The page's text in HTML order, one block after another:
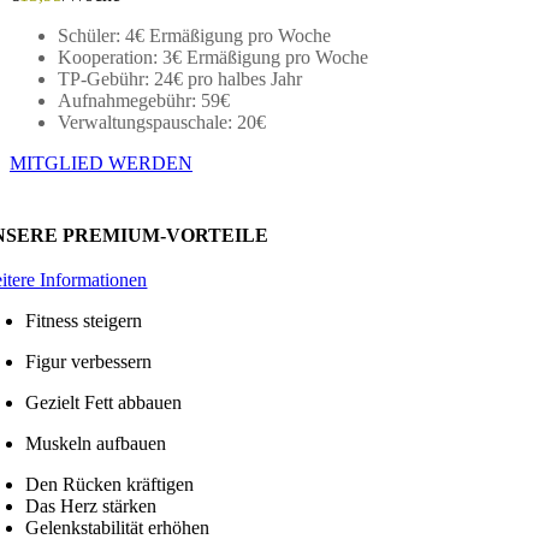
Schüler: 4€ Ermäßigung pro Woche
Kooperation: 3€ Ermäßigung pro Woche
TP-Gebühr: 24€ pro halbes Jahr
Aufnahmegebühr: 59€
Verwaltungspauschale: 20€
MITGLIED WERDEN
PREMIUM-VORTEILE
Informationen
Fitness steigern
Figur verbessern
Gezielt Fett abbauen
Muskeln aufbauen
Den Rücken kräftigen
Das Herz stärken
Gelenkstabilität erhöhen